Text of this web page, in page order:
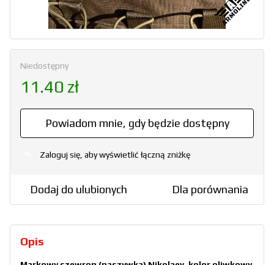
Niedostępny
11.40 zł
Powiadom mnie, gdy będzie dostępny
Zaloguj się, aby wyświetlić łączną zniżkę
Dodaj do ulubionych Dla porównania
Opis